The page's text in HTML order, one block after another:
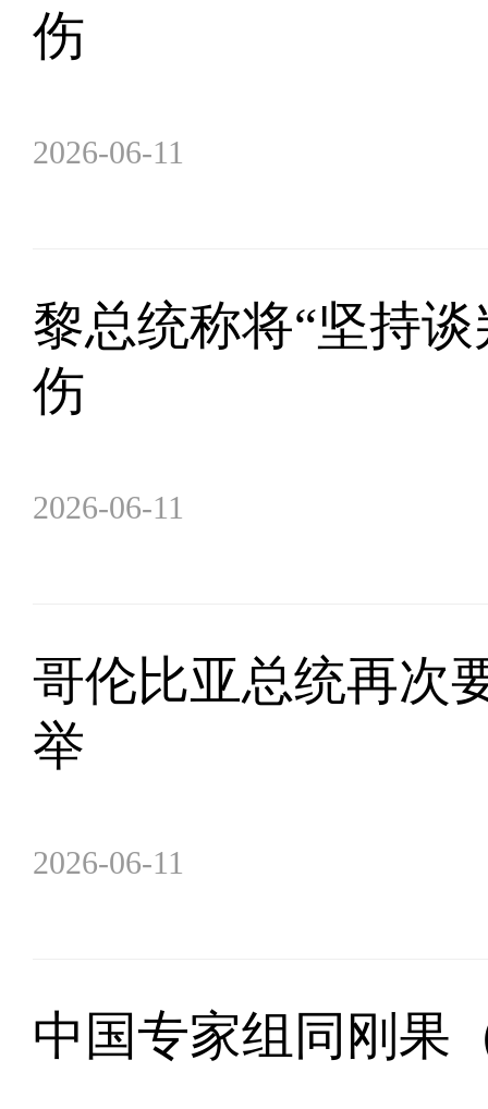
伤
2026-06-11
黎总统称将“坚持
伤
2026-06-11
哥伦比亚总统再次
举
2026-06-11
中国专家组同刚果